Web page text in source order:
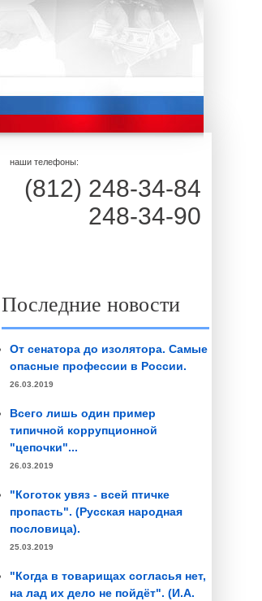
наши телефоны:
(812) 248-34-84
248-34-90
Последние новости
От сенатора до изолятора. Самые
опасные профессии в России.
26.03.2019
Всего лишь один пример
типичной коррупционной
"цепочки"...
26.03.2019
"Коготок увяз - всей птичке
пропасть". (Русская народная
пословица).
25.03.2019
"Когда в товарищах согласья нет,
на лад их дело не пойдёт". (И.А.